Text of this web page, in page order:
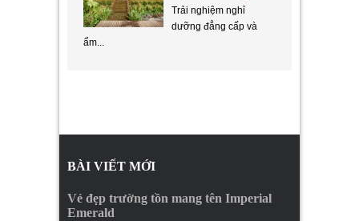
Trải nghiệm nghỉ
dưỡng đẳng cấp và
ẩm...
BÀI VIẾT MỚI
Vẻ đẹp trường tồn mang tên Imperial
Emerald